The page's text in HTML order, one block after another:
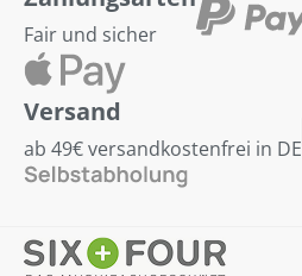
Fair und sicher
Versand
ab 49€ versandkostenfrei in DE